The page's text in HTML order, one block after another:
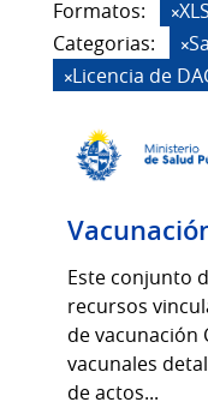
Formatos:
Categorias:
Licencia de
Este conjunto
recursos
de vacunación
vacunales
de actos...